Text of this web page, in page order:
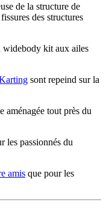
de la structure de
des structures
widebody kit aux ailes
sont repeind sur la
aménagée tout près du
les passionnés du
amis que pour les